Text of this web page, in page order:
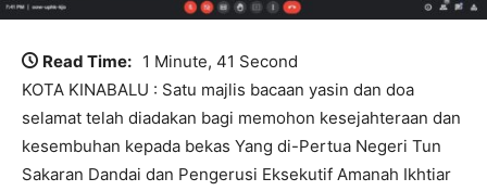
Read Time: 1 Minute, 41 Second
KOTA KINABALU : Satu majlis bacaan yasin dan doa
selamat telah diadakan bagi memohon kesejahteraan dan
kesembuhan kepada bekas Yang di-Pertua Negeri Tun
Sakaran Dandai dan Pengerusi Eksekutif Amanah Ikhtiar